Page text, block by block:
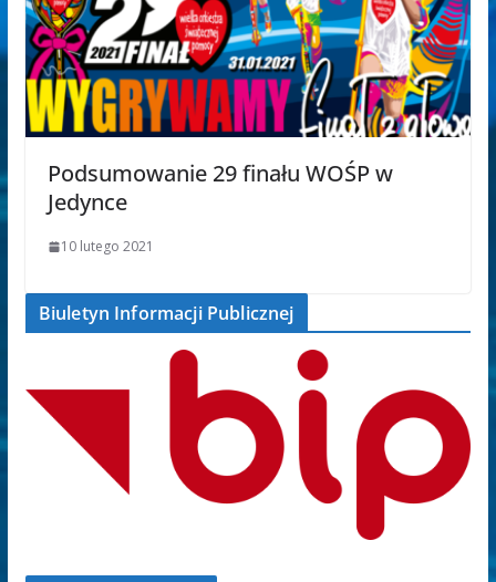
Podsumowanie 29 finału WOŚP w
Jedynce
10 lutego 2021
Biuletyn Informacji Publicznej